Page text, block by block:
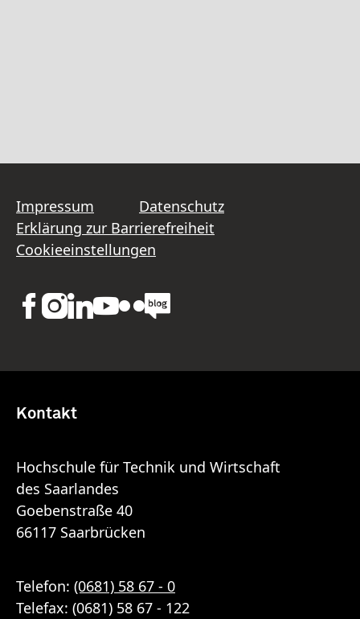
Impressum
Datenschutz
Erklärung zur Barrierefreiheit
Cookieeinstellungen
Kontakt
Hochschule für Technik und Wirtschaft
des Saarlandes
Goebenstraße 40
66117 Saarbrücken
Telefon: (0681) 58 67 - 0
Telefax: (0681) 58 67 - 122